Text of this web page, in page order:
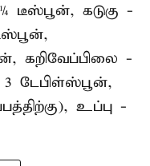
கடுகு -
கறிவேப்பிலை -
டேபிள்ஸ்பூன்,
உப்பு -